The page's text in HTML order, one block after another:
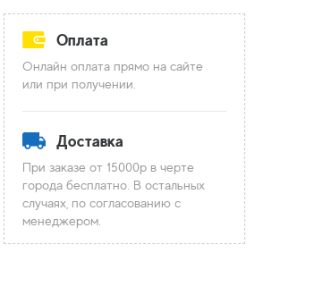
Оплата
Онлайн оплата прямо на сайте
или при получении.
Доставка
При заказе от 15000р в черте
города бесплатно. В остальных
случаях, по согласованию с
менеджером.